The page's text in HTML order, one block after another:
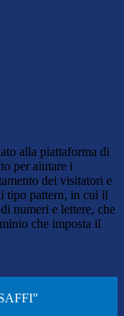
alla piattaforma di
per aiutare i
dei visitatori e
tipo pattern, in cui il
numeri e lettere, che
che imposta il